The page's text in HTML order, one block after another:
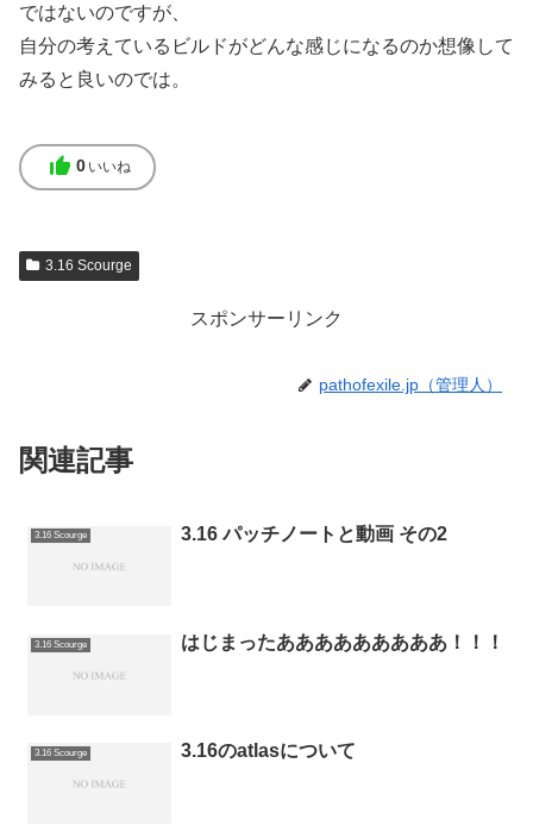
ではないのですが、
自分の考えているビルドがどんな感じになるのか想像して
みると良いのでは。
thumb_up 0 いいね
3.16 Scourge
スポンサーリンク
pathofexile.jp（管理人）
関連記事
3.16 Scourge 3.16 パッチノートと動画 その2
3.16 Scourge はじまったあああああああああ！！！
3.16 Scourge 3.16のatlasについて